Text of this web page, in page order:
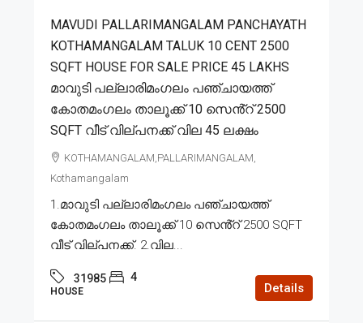
MAVUDI PALLARIMANGALAM PANCHAYATH
KOTHAMANGALAM TALUK 10 CENT 2500
SQFT HOUSE FOR SALE PRICE 45 LAKHS
മാവുടി പല്ലാരിമംഗലം പഞ്ചായത്ത്
കോതമംഗലം താലൂക്ക് 10 സെൻ്റ് 2500
SQFT വീട് വില്പനക്ക് വില 45 ലക്ഷം
KOTHAMANGALAM,PALLARIMANGALAM,
Kothamangalam
1.മാവുടി പല്ലാരിമംഗലം പഞ്ചായത്ത്
കോതമംഗലം താലൂക്ക് 10 സെൻ്റ് 2500 SQFT
വീട് വില്പനക്ക്. 2.വില...
31985 4
HOUSE Details